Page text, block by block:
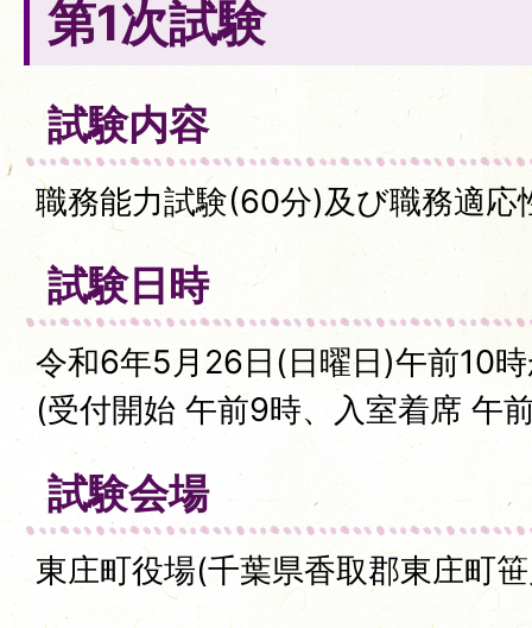
第1次試験
試験内容
職務能力試験(60分)及び職務適応
試験日時
令和6年5月26日(日曜日)午前10
(受付開始 午前9時、入室着席 午
試験会場
東庄町役場(千葉県香取郡東庄町